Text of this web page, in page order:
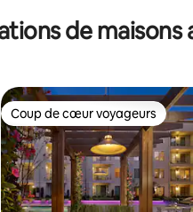
de
Coup de cœur voyageurs
Coup de cœur voyageurs